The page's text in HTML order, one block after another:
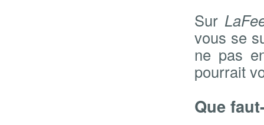
Sur
vous se
ne pas
pourrait
Que